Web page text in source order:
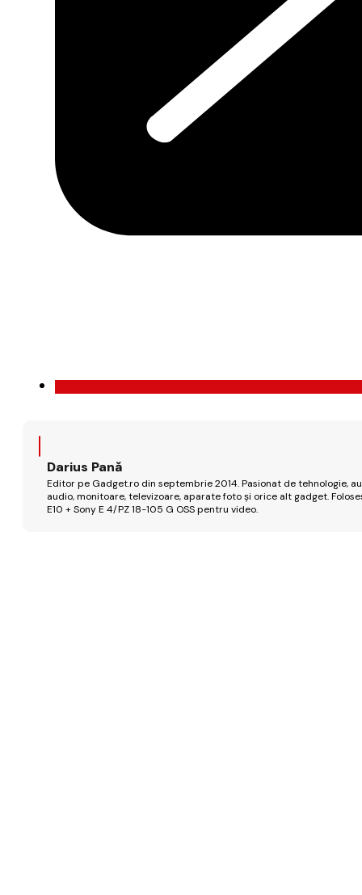
Darius Pană
Editor pe Gadget.ro din septembrie 2014. Pasionat de tehnologie,
audio, monitoare, televizoare, aparate foto și orice alt gadget.
E10 + Sony E 4/PZ 18-105 G OSS pentru video.